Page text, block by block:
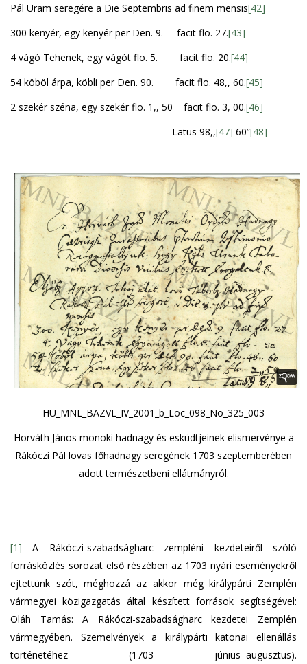
Pál Uram seregére a Die Septembris ad finem mensis[42]
300 kenyér, egy kenyér per Den. 9. facit flo. 27.[43]
4 vágó Tehenek, egy vágót flo. 5. facit flo. 20.[44]
54 köböl árpa, köbli per Den. 90. facit flo. 48,, 60.[45]
2 szekér széna, egy szekér flo. 1,, 50 facit flo. 3, 00.[46]
Latus 98,,[47] 60”[48]
HU_MNL_BAZVL_IV_2001_b_Loc_098_No_325_003
Horváth János monoki hadnagy és esküdtjeinek elismervénye a
Rákóczi Pál lovas főhadnagy seregének 1703 szeptemberében
adott természetbeni ellátmányról.
[1] A Rákóczi-szabadságharc zempléni kezdeteiről szóló
forrásközlés sorozat első részében az 1703 nyári eseményekről
ejtettünk szót, méghozzá az akkor még királypárti Zemplén
vármegyei közigazgatás által készített források segítségével:
Oláh Tamás: A Rákóczi-szabadságharc kezdetei Zemplén
vármegyében. Szemelvények a királypárti katonai ellenállás
történetéhez (1703 június–augusztus).